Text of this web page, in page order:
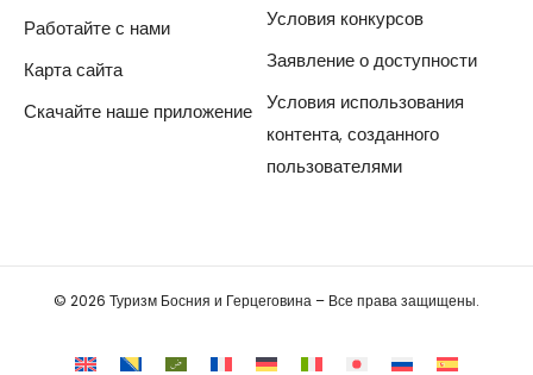
Работайте с нами
Карта сайта
Скачайте наше приложение
Условия конкурсов
Заявление о доступности
Условия использования
контента, созданного
пользователями
© 2026 Туризм Босния и Герцеговина – Все права защищены.